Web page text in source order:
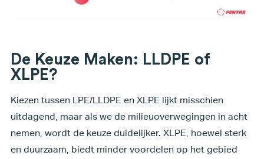
De Keuze Maken: LLDPE of
XLPE?
Kiezen tussen LPE/LLDPE en XLPE lijkt misschien
uitdagend, maar als we de milieuoverwegingen in acht
nemen, wordt de keuze duidelijker. XLPE, hoewel sterk
en duurzaam, biedt minder voordelen op het gebied